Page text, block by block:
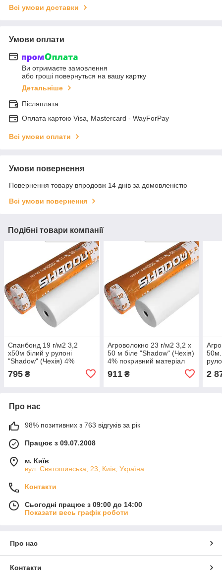
Всі умови доставки
Умови оплати
Ви отримаєте замовлення
або гроші повернуться на вашу картку
Детальніше
Післяплата
Оплата картою Visa, Mastercard - WayForPay
Всі умови оплати
Умови повернення
Повернення товару впродовж 14 днів за домовленістю
Всі умови повернення
Подібні товари компанії
Спанбонд 19 г/м2 3,2
х50м білий у рулоні
"Shadow" (Чехія) 4%
агроволокно для укриття
винограду на зиму
795 ₴
Агроволокно 23 г/м2 3,2 х
50 м біле "Shadow" (Чехія)
4% покривний матеріал
911₴
50м.
2
Про нас
98% позитивних з 763 відгуків за рік
Працює з 09.07.2008
м. Київ
вул. Святошинська, 23, Київ, Україна
Контакти
Сьогодні працює з 09:00 до 14:00
Показати весь графік роботи
Про нас
Контакти